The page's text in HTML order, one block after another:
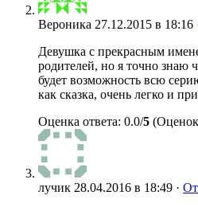
Вероника 27.12.2015 в 18:16
Девушка с прекрасным
родителей, но я точно знаю
будет возможность всю
как сказка, очень легко и
Оценка ответа: 0.0/5
лучик 28.04.2016 в 18:49 ·